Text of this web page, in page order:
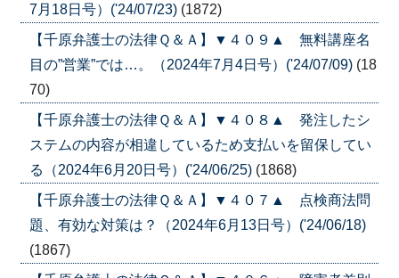
7月18日号）('24/07/23) (1872)
【千原弁護士の法律Ｑ＆Ａ】▼４０９▲ 無料講座名
目の”営業”では…。（2024年7月4日号）('24/07/09) (18
70)
【千原弁護士の法律Ｑ＆Ａ】▼４０８▲ 発注したシ
ステムの内容が相違しているため支払いを留保してい
る（2024年6月20日号）('24/06/25) (1868)
【千原弁護士の法律Ｑ＆Ａ】▼４０７▲ 点検商法問
題、有効な対策は？（2024年6月13日号）('24/06/18)
(1867)